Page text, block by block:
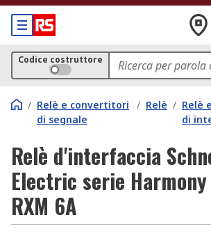
Codice costruttore
/ Relè e convertitori
di segnale
/ Relè / Relè
di
Relè d'interfaccia
Electric serie
RXM 6A